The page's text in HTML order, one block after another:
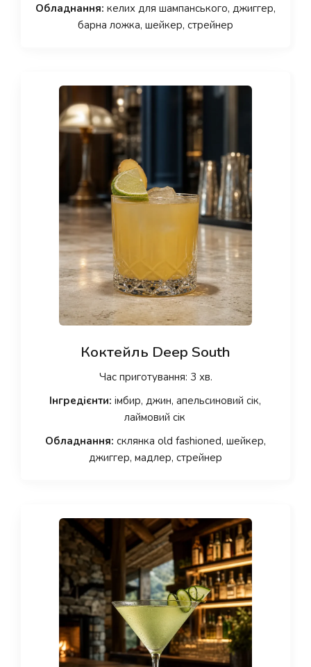
Обладнання: келих для шампанського, джиггер,
барна ложка, шейкер, стрейнер
Коктейль Deep South
Час приготування: 3 хв.
Інгредієнти: імбир, джин, апельсиновий сік,
лаймовий сік
Обладнання: склянка old fashioned, шейкер,
джиггер, мадлер, стрейнер